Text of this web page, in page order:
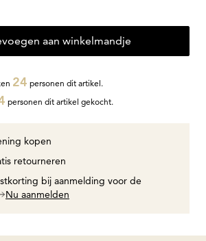
aan winkelmandje
24 personen dit artikel.
personen dit artikel gekocht.
kopen
retourneren
bij aanmelding voor de
Nu aanmelden